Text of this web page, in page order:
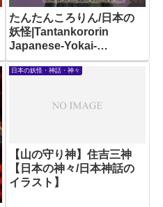
たんたんころりん/日本の
妖怪|Tantankororin
Japanese-Yokai-
Illustration
日本の妖怪・神話・神々
【山の守り神】住吉三神
【日本の神々/日本神話の
イラスト】